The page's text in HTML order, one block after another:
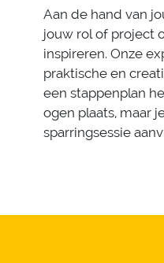
Aan de hand van
jouw rol of project
inspireren. Onze
praktische en
een stappenplan
ogen plaats, maar
sparringsessie